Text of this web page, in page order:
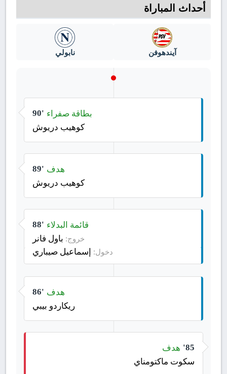
أحداث المباراة
آيندهوفن نابولي
90' بطاقة صفراء
كوهيب دريوش
89' هدف
كوهيب دريوش
88' قائمة البدلاء
خروج: باول فانر
دخول: إسماعيل صيباري
86' هدف
ريكاردو بيبي
85' هدف
سكوت ماكتومناي